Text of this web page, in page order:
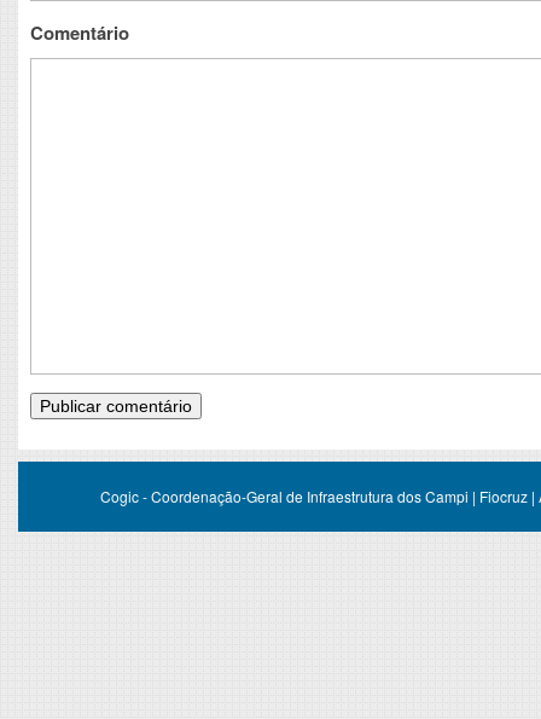
Comentário
Cogic - Coordenação-Geral de Infraestrutura dos Campi | Fiocruz